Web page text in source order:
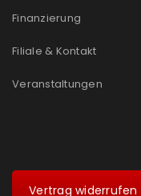
Finanzierung
Filiale & Kontakt
Veranstaltungen
Vertrag widerrufen